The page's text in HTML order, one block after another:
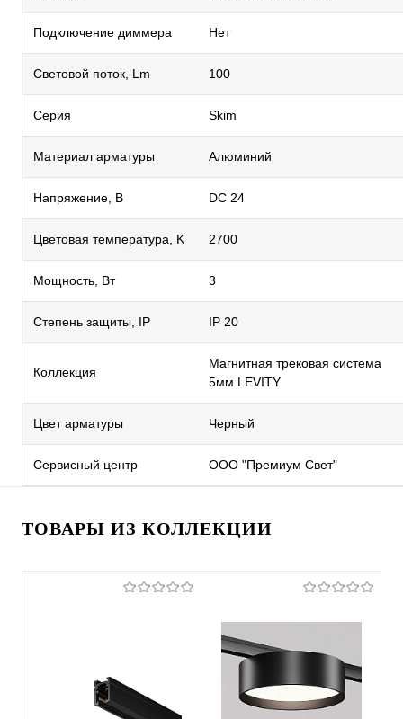
Подключение диммера Нет
Световой поток, Lm 100
Серия Skim
Материал арматуры Алюминий
Напряжение, В DC 24
Цветовая температура, K 2700
Мощность, Вт 3
Степень защиты, IP IP 20
Коллекция
Магнитная трековая система
5мм LEVITY
Цвет арматуры Черный
Сервисный центр ООО "Премиум Свет"
ТОВАРЫ ИЗ КОЛЛЕКЦИИ